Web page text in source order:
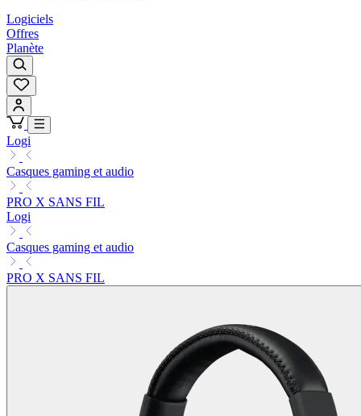
Logiciels
Offres
Planète
Logi
Casques gaming et audio
PRO X SANS FIL
Logi
Casques gaming et audio
PRO X SANS FIL